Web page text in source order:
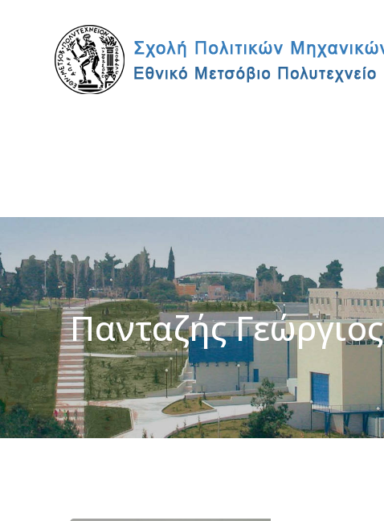
Πανταζής Γεώργιος